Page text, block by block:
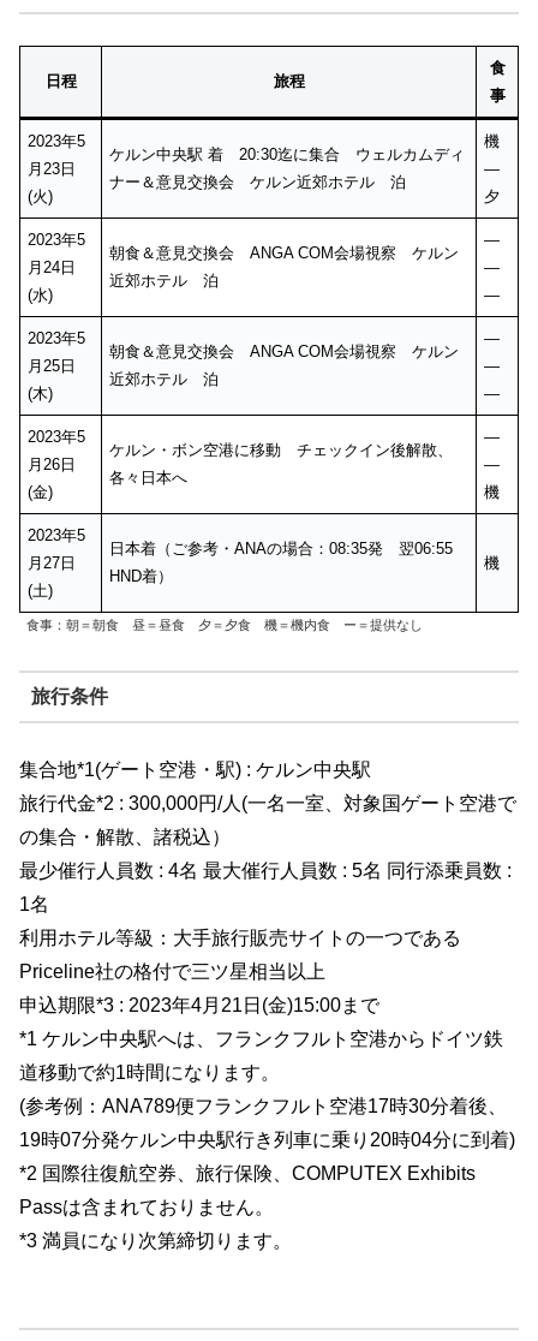
日程 旅程
食
事
2023年5
月23日
(火)
ケルン中央駅 着 20:30迄に集合 ウェルカムディ
ナー＆意見交換会 ケルン近郊ホテル 泊
機
—
夕
2023年5
月24日
(水)
朝食＆意見交換会 ANGA COM会場視察 ケルン
近郊ホテル 泊
—
—
—
2023年5
月25日
(木)
朝食＆意見交換会 ANGA COM会場視察 ケルン
近郊ホテル 泊
—
—
—
2023年5
月26日
(金)
ケルン・ボン空港に移動 チェックイン後解散、
各々日本へ
—
—
機
2023年5
月27日
(土)
日本着（ご参考・ANAの場合：08:35発 翌06:55
HND着）
機
食事：朝＝朝食 昼＝昼食 夕＝夕食 機＝機内食​ ー＝提供なし
旅行条件
集合地*1(ゲート空港・駅) : ケルン中央駅
旅行代金*2 : 300,000円/人(一名一室、対象国ゲート空港で
の集合・解散、諸税込）
最少催行人員数 : 4名 最大催行人員数 : 5名 同行添乗員数 :
1名
利用ホテル等級：大手旅行販売サイトの一つである
Priceline社の格付で三ツ星相当以上
申込期限*3 : 2023年4月21日(金)15:00まで
*1 ケルン中央駅へは、フランクフルト空港からドイツ鉄
道移動で約1時間になります。
(参考例：ANA789便フランクフルト空港17時30分着後、
19時07分発ケルン中央駅行き列車に乗り20時04分に到着)
*2 国際往復航空券、旅行保険、COMPUTEX Exhibits
Passは含まれておりません。
*3 満員になり次第締切ります。